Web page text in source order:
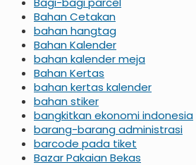
Bahan Cetakan
bahan hangtag
Bahan Kalender
bahan kalender meja
Bahan Kertas
bahan kertas kalender
bahan stiker
bangkitkan ekonomi indonesia
barang-barang administrasi
barcode pada tiket
Bazar Pakaian Bekas